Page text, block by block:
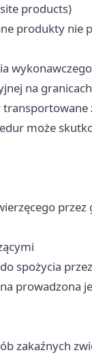
products)
produkty nie
na
może
przez
spożycia
prowadzona
zakaźnych